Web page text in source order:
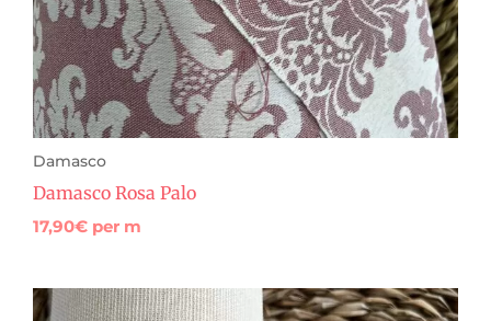
Damasco
Damasco Rosa Palo
17,90€ per m